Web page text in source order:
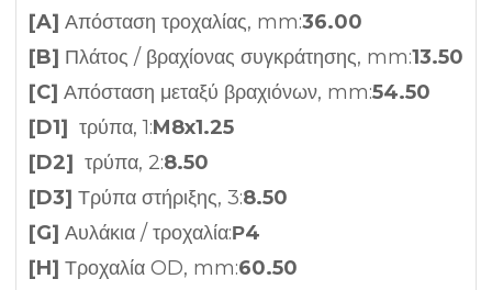
[A] Απόσταση τροχαλίας, mm:36.00
[B] Πλάτος / βραχίονας συγκράτησης, mm:13.50
[C] Απόσταση μεταξύ βραχιόνων, mm:54.50
[D1] τρύπα, 1:M8x1.25
[D2] τρύπα, 2:8.50
[D3] Τρύπα στήριξης, 3:8.50
[G] Αυλάκια / τροχαλία:Ρ4
[H] Τροχαλία OD, mm:60.50